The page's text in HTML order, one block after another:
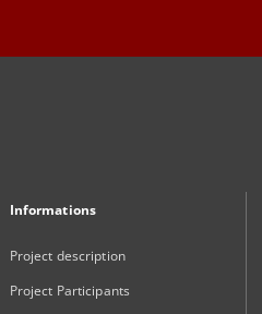
Informations
Project description
Project Participants